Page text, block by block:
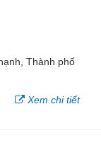
Thành phố
Xem chi tiết